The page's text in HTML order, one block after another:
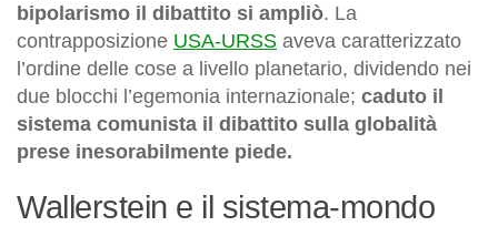
bipolarismo il dibattito si ampliò. La
contrapposizione USA-URSS aveva caratterizzato
l’ordine delle cose a livello planetario, dividendo nei
due blocchi l’egemonia internazionale; caduto il
sistema comunista il dibattito sulla globalità
prese inesorabilmente piede.
Wallerstein e il sistema-mondo